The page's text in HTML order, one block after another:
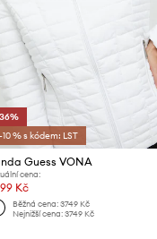
10 % s kódem: LST
Guess VONA
cena:
Kč
Běžná cena: 3749 Kč
Nejnižší cena: 3749 Kč